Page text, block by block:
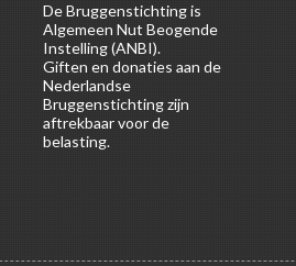
De Bruggenstichting is
Algemeen Nut Beogende
Instelling (ANBI).
Giften en donaties aan de
Nederlandse
Bruggenstichting zijn
aftrekbaar voor de
belasting.